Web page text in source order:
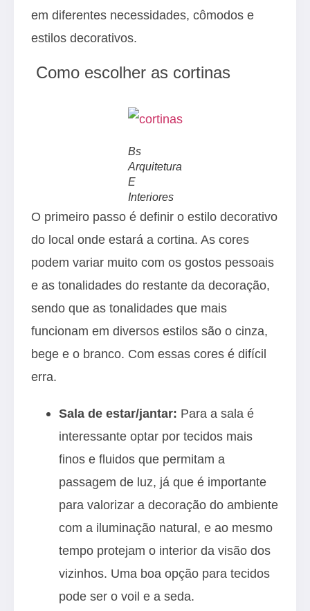
em diferentes necessidades, cômodos e
estilos decorativos.
Como escolher as cortinas
Bs
Arquitetura
E
Interiores
O primeiro passo é definir o estilo decorativo
do local onde estará a cortina. As cores
podem variar muito com os gostos pessoais
e as tonalidades do restante da decoração,
sendo que as tonalidades que mais
funcionam em diversos estilos são o cinza,
bege e o branco. Com essas cores é difícil
erra.
Sala de estar/jantar: Para a sala é
interessante optar por tecidos mais
finos e fluidos que permitam a
passagem de luz, já que é importante
para valorizar a decoração do ambiente
com a iluminação natural, e ao mesmo
tempo protejam o interior da visão dos
vizinhos. Uma boa opção para tecidos
pode ser o voil e a seda.